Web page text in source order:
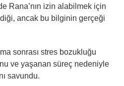
Rana’nın izin alabilmek için
ancak bu bilginin gerçeği
sonrası stres bozukluğu
ve yaşanan süreç nedeniyle
savundu.